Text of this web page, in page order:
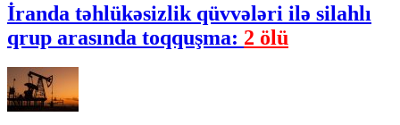
İranda təhlükəsizlik qüvvələri ilə silahlı
qrup arasında toqquşma: 2 ölü